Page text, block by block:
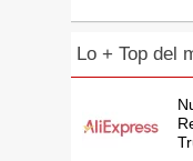
Lo + Top del